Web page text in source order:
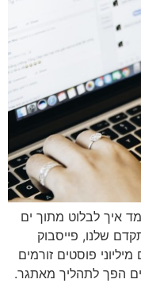
איך לבלוט מתוך ים
שלנו, פייסבוק
פוסטים זורמים
הפך לתהליך מאתגר.